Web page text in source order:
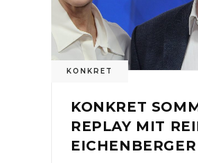
KONKRET
KONKRET
REPLAY MIT
EICHENBERGER